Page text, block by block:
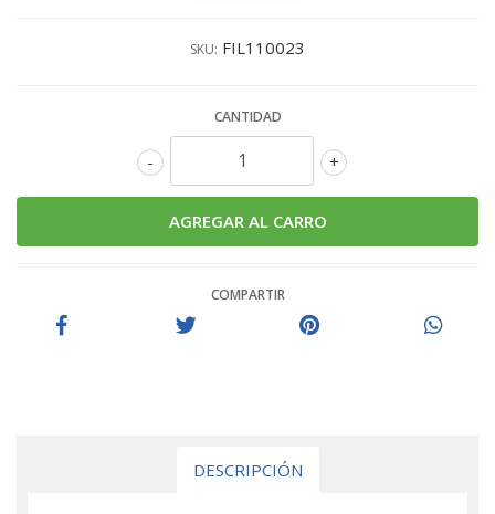
SKU: FIL110023
CANTIDAD
+
-
COMPARTIR
DESCRIPCIÓN